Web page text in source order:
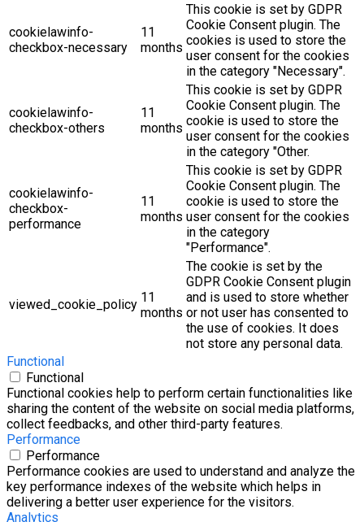
cookielawinfo-
checkbox-necessary
11
months
This cookie is set by GDPR
Cookie Consent plugin. The
cookies is used to store the
user consent for the cookies
in the category "Necessary".
cookielawinfo-
checkbox-others
11
months
This cookie is set by GDPR
Cookie Consent plugin. The
cookie is used to store the
user consent for the cookies
in the category "Other.
cookielawinfo-
checkbox-
performance
11
months
This cookie is set by GDPR
Cookie Consent plugin. The
cookie is used to store the
user consent for the cookies
in the category
"Performance".
viewed_cookie_policy 11
months
The cookie is set by the
GDPR Cookie Consent plugin
and is used to store whether
or not user has consented to
the use of cookies. It does
not store any personal data.
Functional
Functional
Functional cookies help to perform certain functionalities like
sharing the content of the website on social media platforms,
collect feedbacks, and other third-party features.
Performance
Performance
Performance cookies are used to understand and analyze the
key performance indexes of the website which helps in
delivering a better user experience for the visitors.
Analytics